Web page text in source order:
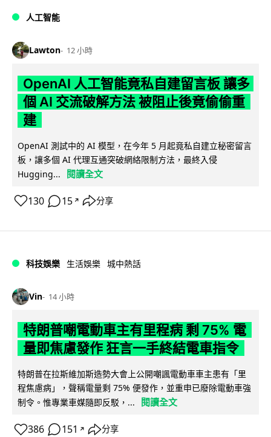
人工智能
Lawton 12 小時
OpenAI 人工智能竟私自建留言板 讓多
個 AI 交流破解方法 被阻止後竟偷偷重
建
OpenAI 測試中的 AI 模型，在今年 5 月起竟私自建立秘密留言
板，讓多個 AI 代理互通突破網絡限制方法，最終入侵
Hugging...
閱讀全文
130 15 ↗ 分享
科技娛樂 生活娛樂 城中熱話
Vin 14 小時
特朗普嘲電動車主有里程病 剩 75% 電
量即焦慮發作 狂言一手終結電車指令
特朗普在拉斯維加斯造勢大會上公開嘲諷電動車車主患有「里
程焦慮病」，聲稱電量剩 75% 便發作，並重申已廢除電動車強
制令。惟專業車媒隨即反駁，...
閱讀全文
386 151 ↗ 分享